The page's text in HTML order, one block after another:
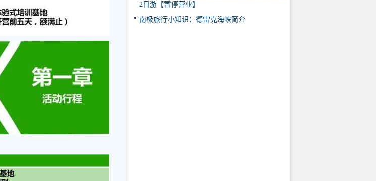
2日游【暂停营业】
南极旅行小知识：德雷克海峡简介